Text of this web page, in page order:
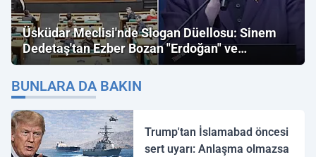
Üsküdar Meclisi'nde Slogan Düellosu: Sinem
Dedetaş'tan Ezber Bozan "Erdoğan" ve
"İmamoğlu" Çıkışı!
BUNLARA DA BAKIN
Trump'tan İslamabad öncesi
sert uyarı: Anlaşma olmazsa